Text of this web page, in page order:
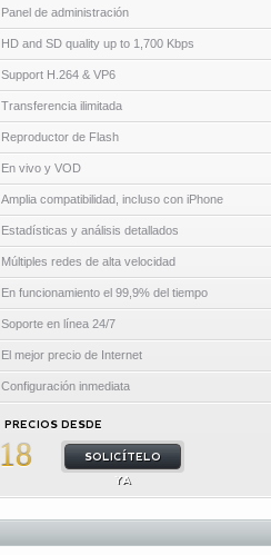
Panel de administración
HD and SD quality up to 1,700 Kbps
Support H.264 & VP6
Transferencia ilimitada
Reproductor de Flash
En vivo y VOD
Amplia compatibilidad, incluso con iPhone
Estadísticas y análisis detallados
Múltiples redes de alta velocidad
En funcionamiento el 99,9% del tiempo
Soporte en línea 24/7
El mejor precio de Internet
Configuración inmediata
PRECIOS DESDE
18
SOLICÍTELO
YA